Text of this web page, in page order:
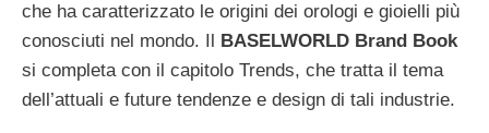
che ha caratterizzato le origini dei orologi e gioielli più
conosciuti nel mondo. Il BASELWORLD Brand Book
si completa con il capitolo Trends, che tratta il tema
dell’attuali e future tendenze e design di tali industrie.